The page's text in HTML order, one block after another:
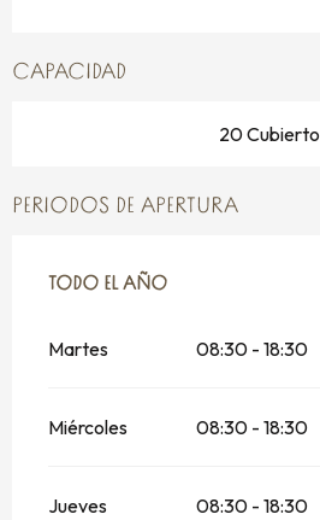
CAPACIDAD
20 Cubierto
PERIODOS DE APERTURA
TODO EL AÑO
TODO EL AÑO
Martes 08:30 - 18:30
Miércoles 08:30 - 18:30
Jueves 08:30 - 18:30